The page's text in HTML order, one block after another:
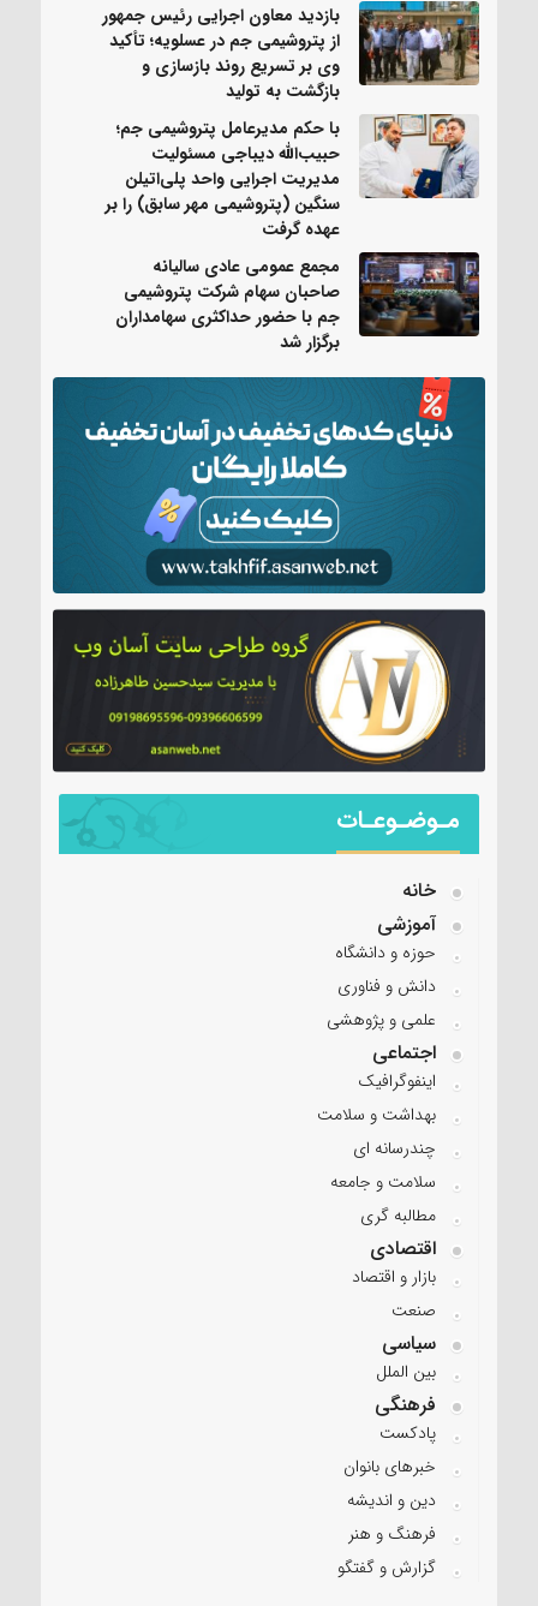
بازدید معاون اجرایی رئیس جمهور
از پتروشیمی جم در عسلویه؛ تأکید
وی بر تسریع روند بازسازی و
بازگشت به تولید
با حکم مدیرعامل پتروشیمی جم؛
حبیب‌الله دیباجی مسئولیت
مدیریت اجرایی واحد پلی‌اتیلن
سنگین (پتروشیمی مهر سابق) را بر
عهده گرفت
مجمع عمومی عادی سالیانه
صاحبان سهام شرکت پتروشیمی
جم با حضور حداکثری سهامداران
برگزار شد
مـوضـوعـات
خانه
آموزشی
حوزه و دانشگاه
دانش و فناوری
علمی و پژوهشی
اجتماعی
اینفوگرافیک
بهداشت و سلامت
چندرسانه ای
سلامت و جامعه
مطالبه گری
اقتصادی
بازار و اقتصاد
صنعت
سیاسی
بین الملل
فرهنگی
پادکست
خبرهای بانوان
دین و اندیشه
فرهنگ و هنر
گزارش و گفتگو